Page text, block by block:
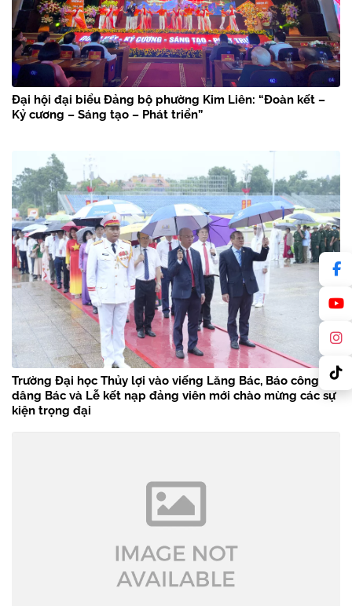
Đại hội đại biểu Đảng bộ phường Kim Liên: “Đoàn kết –
Kỷ cương – Sáng tạo – Phát triển”
Trường Đại học Thủy lợi vào viếng Lăng Bác, Báo công
dâng Bác và Lễ kết nạp đảng viên mới chào mừng các sự
kiện trọng đại